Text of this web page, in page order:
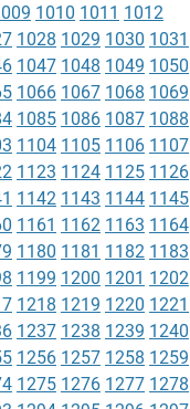
1010 1011 1012
1028 1029 1030 1031
1047 1048 1049 1050
1066 1067 1068 1069
1085 1086 1087 1088
1104 1105 1106 1107
1123 1124 1125 1126
1142 1143 1144 1145
1161 1162 1163 1164
1180 1181 1182 1183
1199 1200 1201 1202
1218 1219 1220 1221
1237 1238 1239 1240
1256 1257 1258 1259
1275 1276 1277 1278